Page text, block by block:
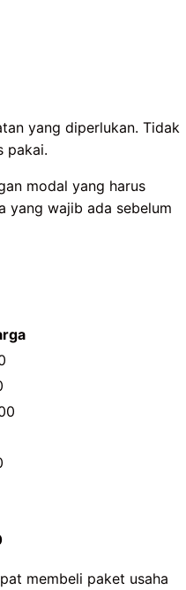
yang diperlukan. Tidak
pakai.
modal yang harus
yang wajib ada sebelum
membeli paket usaha